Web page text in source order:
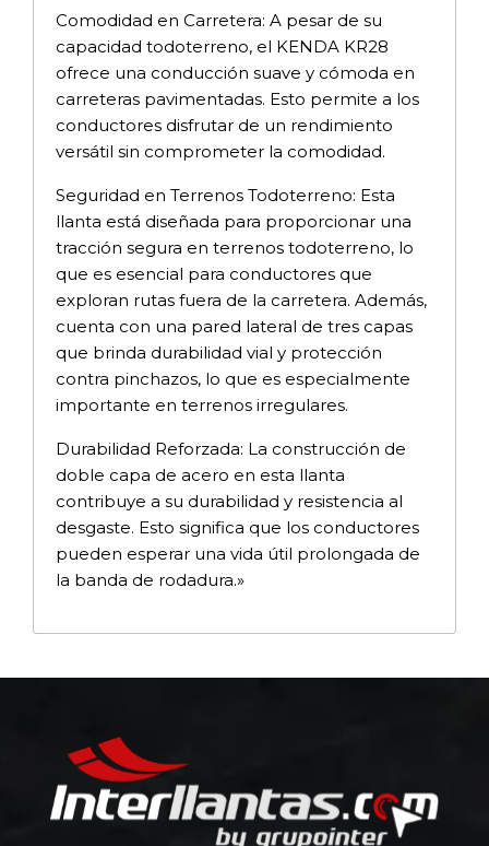
Comodidad en Carretera: A pesar de su
capacidad todoterreno, el KENDA KR28
ofrece una conducción suave y cómoda en
carreteras pavimentadas. Esto permite a los
conductores disfrutar de un rendimiento
versátil sin comprometer la comodidad.
Seguridad en Terrenos Todoterreno: Esta
llanta está diseñada para proporcionar una
tracción segura en terrenos todoterreno, lo
que es esencial para conductores que
exploran rutas fuera de la carretera. Además,
cuenta con una pared lateral de tres capas
que brinda durabilidad vial y protección
contra pinchazos, lo que es especialmente
importante en terrenos irregulares.
Durabilidad Reforzada: La construcción de
doble capa de acero en esta llanta
contribuye a su durabilidad y resistencia al
desgaste. Esto significa que los conductores
pueden esperar una vida útil prolongada de
la banda de rodadura.»